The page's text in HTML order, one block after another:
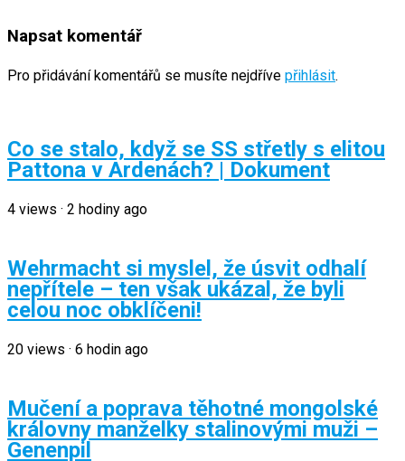
Napsat komentář
Pro přidávání komentářů se musíte nejdříve přihlásit.
Co se stalo, když se SS střetly s elitou
Pattona v Ardenách? | Dokument
4 views · 2 hodiny ago
Wehrmacht si myslel, že úsvit odhalí
nepřítele – ten však ukázal, že byli
celou noc obklíčeni!
20 views · 6 hodin ago
Mučení a poprava těhotné mongolské
královny manželky stalinovými muži –
Genenpil